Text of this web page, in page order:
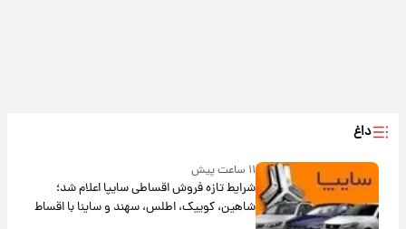
داغ
۱۱ ساعت پیش
شرایط تازه فروش اقساطی سایپا اعلام شد؛
شاهین، کوییک، اطلس، سهند و ساینا با اقساط